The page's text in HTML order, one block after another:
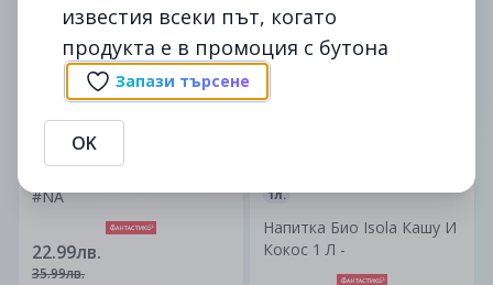
#NA
22.99лв.
35.99лв.
03/01
-36%
изтекла
1л.
Напитка Био Isola Кашу И
Кокос 1 Л -
до10/01
изтекла
известия всеки път, когато
продукта е в промоция с бутона
Запази търсене
OK